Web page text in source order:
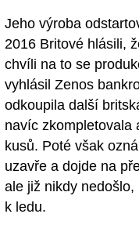
Jeho výroba
2016 Britové hlásili,
chvíli na to se
vyhlásil Zenos
odkoupila další
navíc zkompletovala
kusů. Poté však
uzavře a dojde na
ale již nikdy nedošlo,
k ledu.